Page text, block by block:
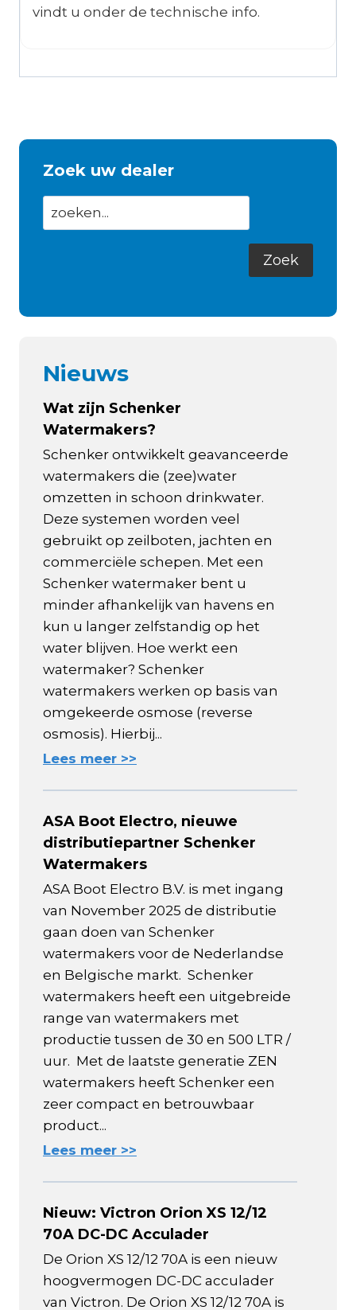
vindt u onder de technische info.
Zoek uw dealer
Nieuws
Wat zijn Schenker
Watermakers?
Schenker ontwikkelt geavanceerde
watermakers die (zee)water
omzetten in schoon drinkwater.
Deze systemen worden veel
gebruikt op zeilboten, jachten en
commerciële schepen. Met een
Schenker watermaker bent u
minder afhankelijk van havens en
kun u langer zelfstandig op het
water blijven. Hoe werkt een
watermaker? Schenker
watermakers werken op basis van
omgekeerde osmose (reverse
osmosis). Hierbij...
Lees meer >>
ASA Boot Electro, nieuwe
distributiepartner Schenker
Watermakers
ASA Boot Electro B.V. is met ingang
van November 2025 de distributie
gaan doen van Schenker
watermakers voor de Nederlandse
en Belgische markt. Schenker
watermakers heeft een uitgebreide
range van watermakers met
productie tussen de 30 en 500 LTR /
uur. Met de laatste generatie ZEN
watermakers heeft Schenker een
zeer compact en betrouwbaar
product...
Lees meer >>
Nieuw: Victron Orion XS 12/12
70A DC-DC Acculader
De Orion XS 12/12 70A is een nieuw
hoogvermogen DC-DC acculader
van Victron. De Orion XS 12/12 70A is